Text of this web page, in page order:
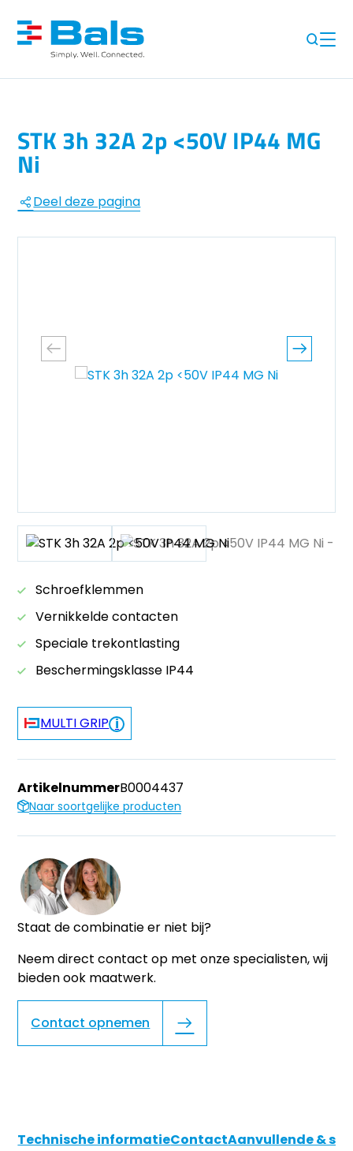
STK 3h 32A 2p <50V IP44 MG
Ni
Deel deze pagina
Schroefklemmen
Vernikkelde contacten
Speciale trekontlasting
Beschermingsklasse IP44
MULTI GRIP
ArtikelnummerB0004437
Naar soortgelijke producten
Staat de combinatie er niet bij?
Neem direct contact op met onze specialisten, wij
bieden ook maatwerk.
Contact opnemen
Technische informatieContactAanvullende &